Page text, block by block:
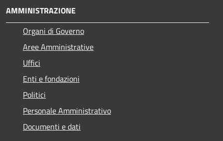
AMMINISTRAZIONE
Organi di Governo
Aree Amministrative
Uffici
Enti e fondazioni
Politici
Personale Amministrativo
Documenti e dati